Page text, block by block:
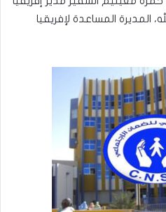
المديرة المساعدة لإفريقيا